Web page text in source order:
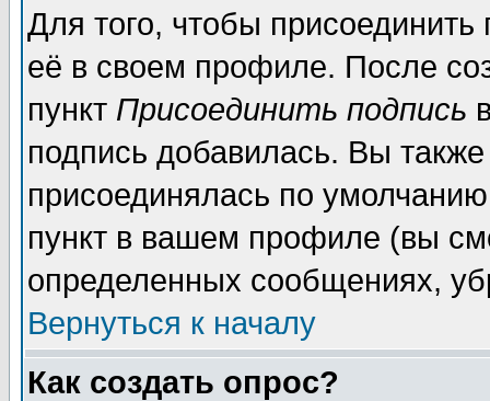
Для того, чтобы
её в своем профиле. После
пункт Присоединить подпись
подпись добавилась. Вы
присоединялась по
пункт в вашем профиле (вы
определенных сообщениях,
Вернуться к началу
Как создать опрос?